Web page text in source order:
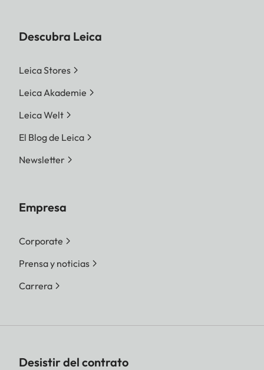
Descubra Leica
Leica Stores
Leica Akademie
Leica Welt
El Blog de Leica
Newsletter
Empresa
Corporate
Prensa y noticias
Carrera
Desistir del contrato